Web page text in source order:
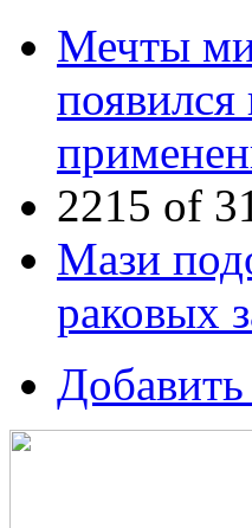
Мечты
2215 of
Мази
раковых